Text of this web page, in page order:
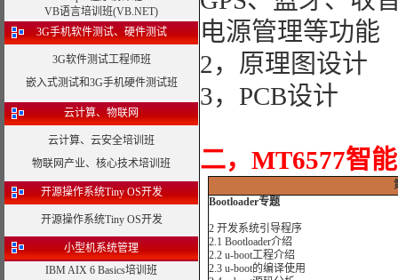
VB语言培训班(VB.NET)
3G手机软件测试、硬件测试
3G软件测试工程师班
嵌入式测试和3G手机硬件测试班
云计算、物联网
云计算、云安全培训班
物联网产业、核心技术培训班
开源操作系统Tiny OS开发
开源操作系统Tiny OS开发
小型机系统管理
IBM AIX 6 Basics培训班
电源管理等功能
2，原理图设计
3，PCB设计
二，MT6577智
Bootloader专题
2 开发系统引导程序
2.1 Bootloader介绍
2.2 u-boot工程介绍
2.3 u-boot的编译使用